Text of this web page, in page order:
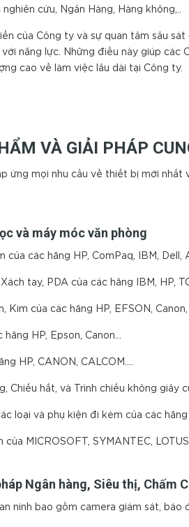
nghiên cứu, Ngân Hàng, Hàng không,..
của Công ty và sự quan tâm sâu
năng lực. Những điều này giúp
cao về làm việc lâu dài tại Công ty.
VÀ GIẢI PHÁP
ứng mọi nhu cầu về thiết bị mới
và máy móc văn phòng
của các hãng HP, ComPaq, IBM, Dell,
tay, PDA của các hãng IBM, HP,
Kim của các hãng HP, EFSON,
HP, Epson, Canon...
HP, CANON, CALCOM....
Chiếu hắt, và Trình chiếu không giây
loại và phụ kiện đi kèm của các
MICROSOFT, SYMANTEC,
Ngân hàng, Siêu thị, Chấm
ninh bao gồm camera giám sát, báo